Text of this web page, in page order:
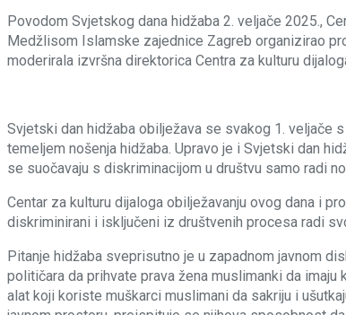
Povodom Svjetskog dana hidžaba 2. veljače 2025.,
Medžlisom Islamske zajednice Zagreb organizirao
moderirala izvršna direktorica Centra za kulturu
Svjetski dan hidžaba obilježava se svakog 1. veljače
temeljem nošenja hidžaba. Upravo je i Svjetski dan
se suočavaju s diskriminacijom u društvu samo radi
Centar za kulturu dijaloga obilježavanju ovog dana i
diskriminirani i isključeni iz društvenih procesa radi
Pitanje hidžaba sveprisutno je u zapadnom javnom
političara da prihvate prava žena muslimanki da
alat koji koriste muškarci muslimani da sakriju i